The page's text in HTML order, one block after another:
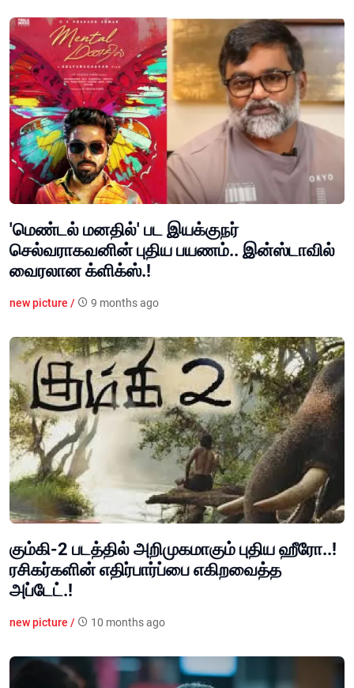
'மெண்டல் மனதில்' பட இயக்குநர்
செல்வராகவனின் புதிய பயணம்.. இன்ஸ்டாவில்
வைரலான க்ளிக்ஸ்.!
new picture / 9 months ago
கும்கி-2 படத்தில் அறிமுகமாகும் புதிய ஹீரோ..!
ரசிகர்களின் எதிர்பார்ப்பை எகிறவைத்த
அப்டேட்.!
new picture / 10 months ago